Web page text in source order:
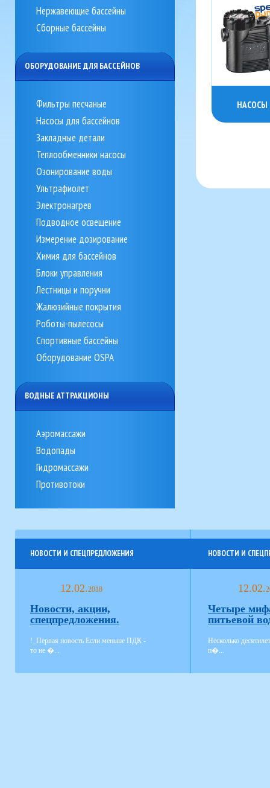
Нержавеющие бассейны
Сборные бассейны
ОБОРУДОВАНИЕ ДЛЯ БАССЕЙНОВ
Фильтры песчаные
Насосы для бассейнов
Закладные детали
Теплообменники насосы
Озонирование воды
Ультрафиолет
Электронагрев
Подводное освещение
Измерение дозирование
Химия для бассейнов
Блоки управления
Лестницы и поручни
Жалюзийные покрытия
Роботы-пылесосы
Спортивные бассейны
Оборудование OSPA
ВОДНЫЕ АТТРАКЦИОНЫ
Аэромассажи
Водопады
Гидромассажи
Противотоки
НАСОСЫ
НОВОСТИ И СПЕЦПРЕДЛОЖЕНИЯ
12.02.2018
Новости, акции,
спецпредложения.
!_Первая новость Если меньше ПДК -
то не �...
НОВОСТИ И
12.02.
Четыре
питьевой
Несколько
п�...